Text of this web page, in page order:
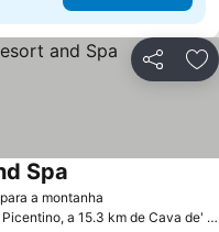
Partilhar
a montanha
Spa
a 15.3 km de Cava de'